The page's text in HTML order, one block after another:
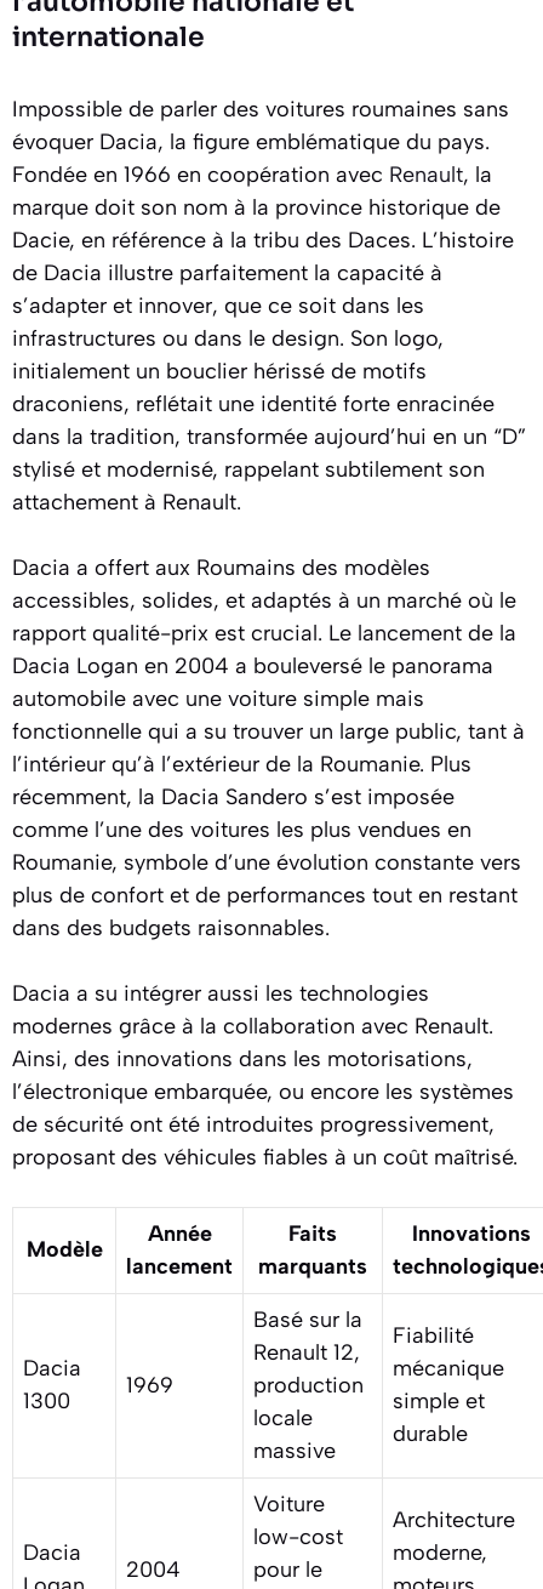
internationale
Impossible de parler des voitures roumaines sans
évoquer Dacia, la figure emblématique du pays.
Fondée en 1966 en coopération avec Renault, la
marque doit son nom à la province historique de
Dacie, en référence à la tribu des Daces. L’histoire
de Dacia illustre parfaitement la capacité à
s’adapter et innover, que ce soit dans les
infrastructures ou dans le design. Son logo,
initialement un bouclier hérissé de motifs
draconiens, reflétait une identité forte enracinée
dans la tradition, transformée aujourd’hui en un “D”
stylisé et modernisé, rappelant subtilement son
attachement à Renault.
Dacia a offert aux Roumains des modèles
accessibles, solides, et adaptés à un marché où le
rapport qualité-prix est crucial. Le lancement de la
Dacia Logan en 2004 a bouleversé le panorama
automobile avec une voiture simple mais
fonctionnelle qui a su trouver un large public, tant à
l’intérieur qu’à l’extérieur de la Roumanie. Plus
récemment, la Dacia Sandero s’est imposée
comme l’une des voitures les plus vendues en
Roumanie, symbole d’une évolution constante vers
plus de confort et de performances tout en restant
dans des budgets raisonnables.
Dacia a su intégrer aussi les technologies
modernes grâce à la collaboration avec Renault.
Ainsi, des innovations dans les motorisations,
l’électronique embarquée, ou encore les systèmes
de sécurité ont été introduites progressivement,
proposant des véhicules fiables à un coût maîtrisé.
Modèle
Année
lancement
Faits
marquants
Innovations
Dacia
1300
1969
Basé sur la
Renault 12,
production
locale
massive
Fiabilité
mécanique
simple et
durable
Dacia
2004
Voiture
low-cost
pour le
Architecture
moderne,